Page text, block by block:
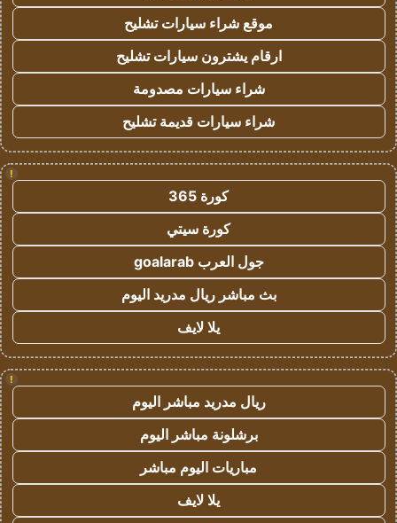
موقع شراء سيارات تشليح
ارقام يشترون سيارات تشليح
شراء سيارات مصدومة
شراء سيارات قديمة تشليح
!
كورة 365
كورة سيتي
جول العرب goalarab
بث مباشر ريال مدريد اليوم
يلا لايف
!
ريال مدريد مباشر اليوم
برشلونة مباشر اليوم
مباريات اليوم مباشر
يلا لايف